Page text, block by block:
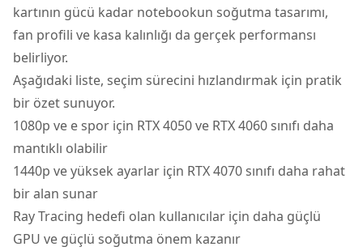
kartının gücü kadar notebookun soğutma tasarımı,
fan profili ve kasa kalınlığı da gerçek performansı
belirliyor.
Aşağıdaki liste, seçim sürecini hızlandırmak için pratik
bir özet sunuyor.
1080p ve e spor için RTX 4050 ve RTX 4060 sınıfı daha
mantıklı olabilir
1440p ve yüksek ayarlar için RTX 4070 sınıfı daha rahat
bir alan sunar
Ray Tracing hedefi olan kullanıcılar için daha güçlü
GPU ve güçlü soğutma önem kazanır